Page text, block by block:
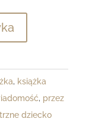
, książka
, przez
dziecko